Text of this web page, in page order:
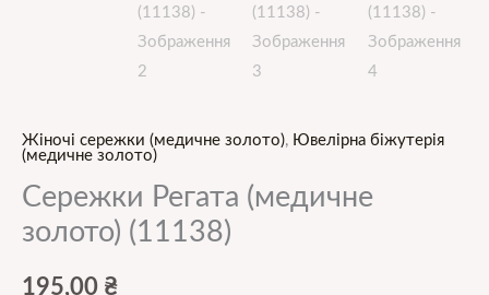
Жіночі сережки (медичне золото), Ювелірна біжутерія
(медичне золото)
Сережки Регата (медичне
золото) (11138)
195,00 ₴